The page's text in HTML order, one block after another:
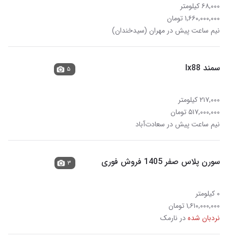
۶۸,۰۰۰ کیلومتر
۱,۶۶۰,۰۰۰,۰۰۰ تومان
نیم ساعت پیش در مهران (سیدخندان)
سمند lx88
۲۱۷,۰۰۰ کیلومتر
۵۱۷,۰۰۰,۰۰۰ تومان
نیم ساعت پیش در سعادت‌آباد
۵
سورن پلاس صفر 1405 فروش فوری
۰ کیلومتر
۱,۶۱۰,۰۰۰,۰۰۰ تومان
نردبان شدهدر نارمک
۳